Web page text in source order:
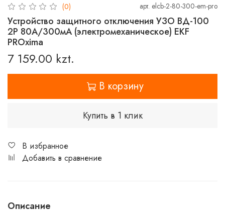
(0) арт. elcb-2-80-300-em-pro
Устройство защитного отключения УЗО ВД-100
2P 80А/300мА (электромеханическое) EKF
PROxima
7 159.00 kzt.
В корзину
Купить в 1 клик
В избранное
Добавить в сравнение
Описание